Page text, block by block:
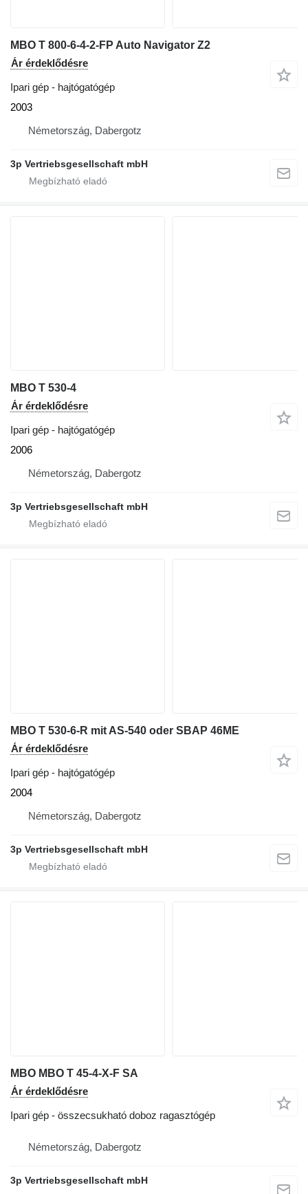
MBO T 800-6-4-2-FP Auto Navigator Z2
Ár érdeklődésre
Ipari gép - hajtógatógép
2003
Németország, Dabergotz
3p Vertriebsgesellschaft mbH
MBO T 530-4
Ár érdeklődésre
Ipari gép - hajtógatógép
2006
Németország, Dabergotz
3p Vertriebsgesellschaft mbH
MBO T 530-6-R mit AS-540 oder SBAP 46ME
Ár érdeklődésre
Ipari gép - hajtógatógép
2004
Németország, Dabergotz
3p Vertriebsgesellschaft mbH
MBO MBO T 45-4-X-F SA
Ár érdeklődésre
Ipari gép - összecsukható doboz ragasztógép
Németország, Dabergotz
3p Vertriebsgesellschaft mbH